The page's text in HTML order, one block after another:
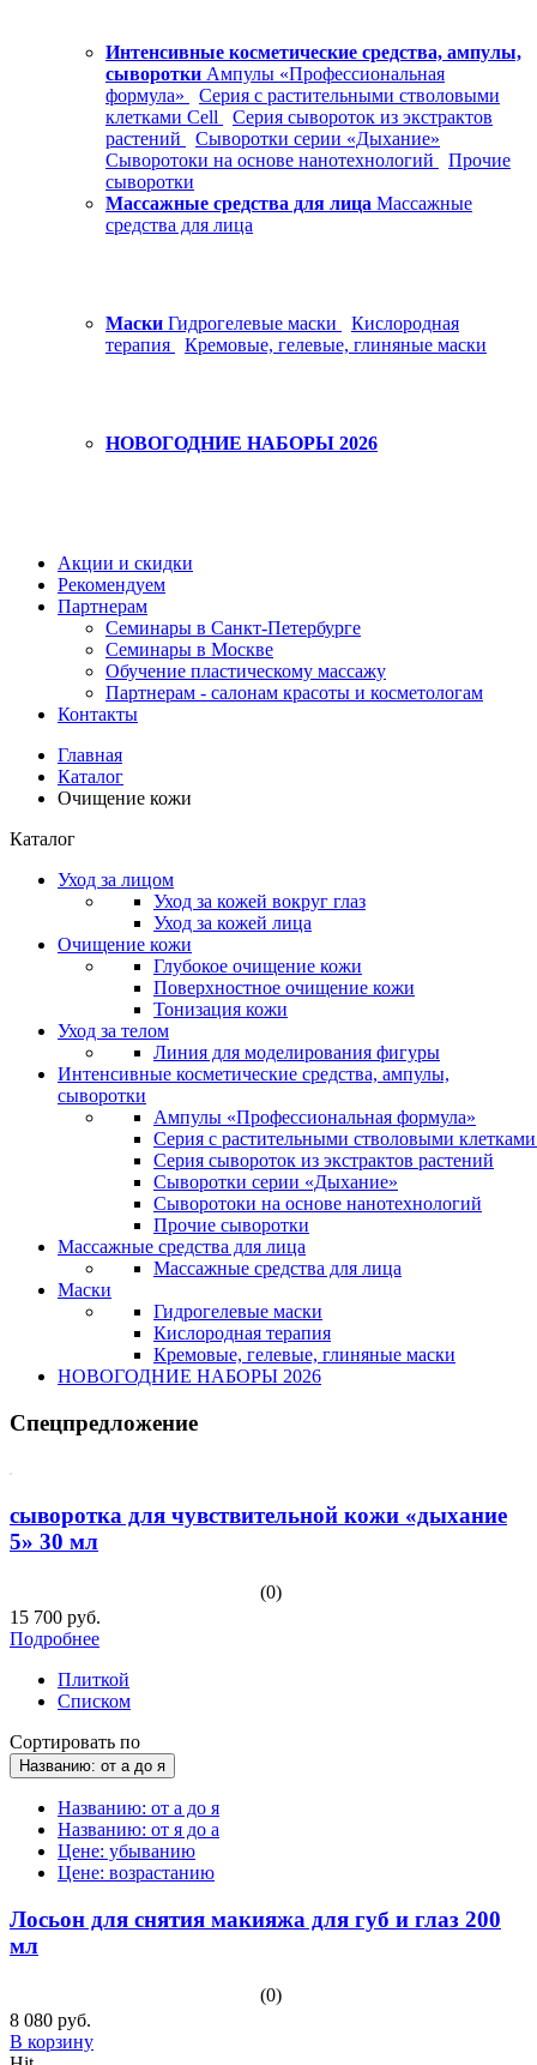
Интенсивные косметические средства, ампулы,
сыворотки Ампулы «Профессиональная
формула»
Серия с растительными стволовыми
клетками Cell
Серия сывороток из экстрактов
растений
Сыворотки серии «Дыхание»
Сыворотоки на основе нанотехнологий
Прочие
сыворотки
Массажные средства для лица Массажные
средства для лица
Маски Гидрогелевые маски
Кислородная
терапия
Кремовые, гелевые, глиняные маски
НОВОГОДНИЕ НАБОРЫ 2026
Акции и скидки
Рекомендуем
Партнерам
Семинары в Санкт-Петербурге
Семинары в Москве
Обучение пластическому массажу
Партнерам - салонам красоты и косметологам
Контакты
Главная
Каталог
Очищение кожи
Каталог
Уход за лицом
Уход за кожей вокруг глаз
Уход за кожей лица
Очищение кожи
Глубокое очищение кожи
Поверхностное очищение кожи
Тонизация кожи
Уход за телом
Линия для моделирования фигуры
Интенсивные косметические средства, ампулы,
сыворотки
Ампулы «Профессиональная формула»
Серия с растительными стволовыми
Серия сывороток из экстрактов растений
Сыворотки серии «Дыхание»
Сыворотоки на основе нанотехнологий
Прочие сыворотки
Массажные средства для лица
Массажные средства для лица
Маски
Гидрогелевые маски
Кислородная терапия
Кремовые, гелевые, глиняные маски
НОВОГОДНИЕ НАБОРЫ 2026
Спецпредложение
сыворотка для чувствительной кожи «дыхание
5» 30 мл
(0)
15 700 руб.
Подробнее
Плиткой
Списком
Сортировать по
Названию: от а до я
Названию: от а до я
Названию: от я до а
Цене: убыванию
Цене: возрастанию
Лосьон для снятия макияжа для губ и глаз 200
мл
(0)
8 080 руб.
В корзину